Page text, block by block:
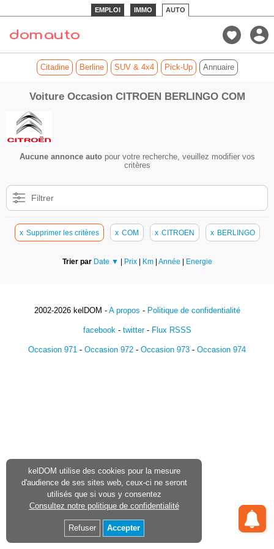
EMPLOI IMMO AUTO
Citadine Berline SUV & 4x4 Pick-Up Annuaire
Voiture Occasion CITROEN BERLINGO COM
Aucune annonce autopour votre recherche, veuillez modifier vos
critères
Filtrer
x Supprimer les critères x COM x CITROEN x BERLINGO
Trier par Date ▼ | Prix | Km | Année | Energie
2002-2026 kelDOM - A propos - Politique de confidentialité
facebook- twitter- Flux RSSS
Occasion 971 - Occasion 972 - Occasion 973 - Occasion 974
kelDOM utilise des cookies pour la mesure
d'audience de ses sites web, ceux-ci ne seront
utilisés que si vous y consentez
Consultez notre politique de confidentialité
Refuser Accepter